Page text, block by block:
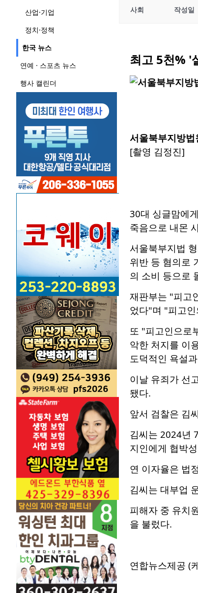
산업·기업
정치·정책
한국 뉴스
연예 · 스포츠 뉴스
행사 캘린더
사회 작성일
최고 5천% '
서울북부지방법
[촬영 김정진]
30대 싱글맘에
죽음으로 내몬
서울북부지법
위반 등 혐의로
의 소비 등으로
재판부는 "피고
었다"며 "피고
또 "피고인으로
악한 처지를 이
도덕적인 욕설
이날 유죄가 선
됐다.
앞서 검찰은 김
김씨는 2024년
지인에게 협박
연 이자율은 법
김씨는 대부업
피해자 중 유치
을 불렀다.
연합뉴스제공 (